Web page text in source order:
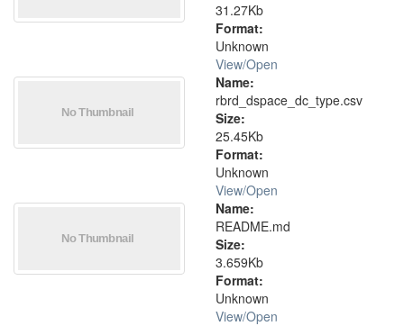
31.27Kb
Format:
Unknown
View/Open
Name:
rbrd_dspace_dc_type.csv
Size:
25.45Kb
Format:
Unknown
View/Open
Name:
README.md
Size:
3.659Kb
Format:
Unknown
View/Open